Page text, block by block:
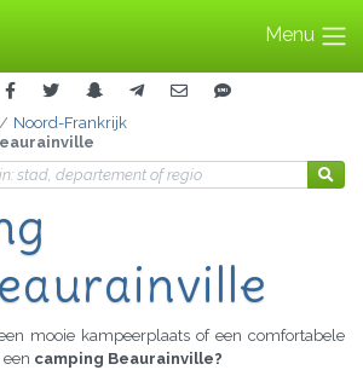
Menu
Noord-Frankrijk
mooie kampeerplaats of een comfortabele
camping Beaurainville?